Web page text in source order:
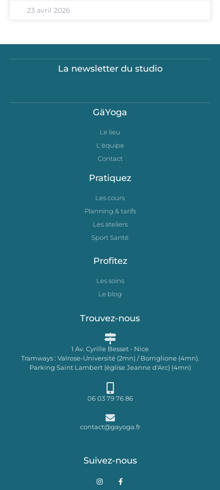
23 avril 2026
La newsletter du studio
GäYoga
Le lieu
L'équipe
Contact
Pratiquez
Les cours
Planning & tarifs
Les ateliers
Sport Santé
Profitez
Les soins
Le blog
Trouvez-nous
1 Av. Cyrille Besset - Nice
Tramways : Valrose-Université (2mn) / Borriglione (4mn).
Parking Saint Lambert (église Jeanne d'Arc) (4mn)
06 03 79 76 86
contact@gayoga.fr
Suivez-nous
I
n
F
a